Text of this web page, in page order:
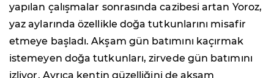
yapılan çalışmalar sonrasında cazibesi artan Yoroz,
yaz aylarında özellikle doğa tutkunlarını misafir
etmeye başladı. Akşam gün batımını kaçırmak
istemeyen doğa tutkunları, zirvede gün batımını
izliyor. Ayrıca kentin güzelliğini de akşam